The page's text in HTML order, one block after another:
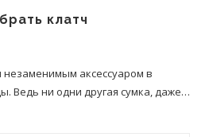
клатч
незаменимым аксессуаром в
Ведь ни одни другая сумка, даже…